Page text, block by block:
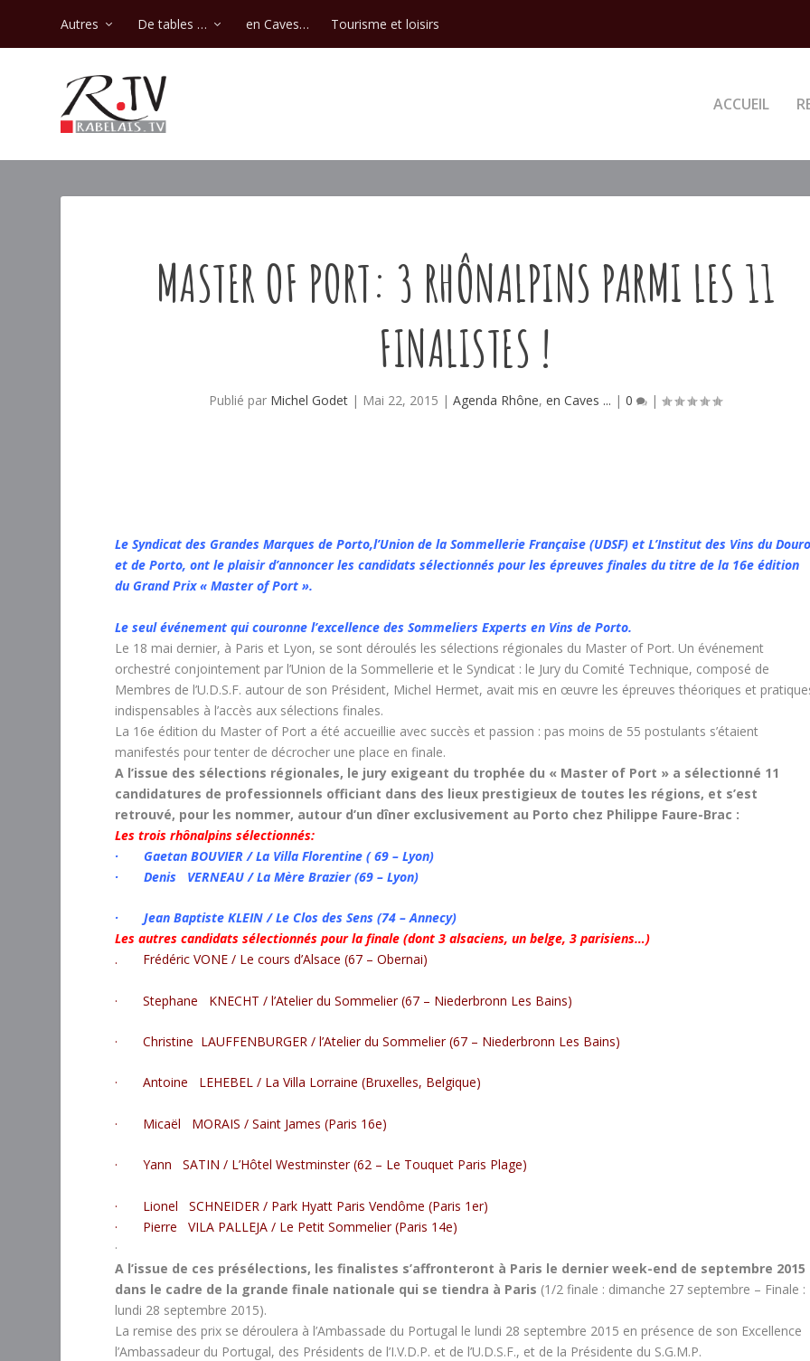
Autres De tables … en Caves… Tourisme et loisirs
ACCUEIL
MASTER OF PORT: 3 RHÔNALPINS PARMI LES 11
FINALISTES !
Publié par Michel Godet | Mai 22, 2015 |Agenda Rhône,en Caves ... |0 |
Le Syndicat des Grandes Marques de Porto,l’Union de la Sommellerie Française (UDSF) et L’Institut des Vins du
et de Porto, ont le plaisir d’annoncer les candidats sélectionnés pour les épreuves finales du titre de la 16e édition
du Grand Prix « Master of Port ».
Le seul événement qui couronne l’excellence des Sommeliers Experts en Vins de Porto.
Le 18 mai dernier, à Paris et Lyon, se sont déroulés les sélections régionales du Master of Port. Un événement
orchestré conjointement par l’Union de la Sommellerie et le Syndicat : le Jury du Comité Technique, composé de
Membres de l’U.D.S.F. autour de son Président, Michel Hermet, avait mis en œuvre les épreuves théoriques et
indispensables à l’accès aux sélections finales.
La 16e édition du Master of Port a été accueillie avec succès et passion : pas moins de 55 postulants s’étaient
manifestés pour tenter de décrocher une place en finale.
A l’issue des sélections régionales, le jury exigeant du trophée du « Master of Port » a sélectionné 11
candidatures de professionnels officiant dans des lieux prestigieux de toutes les régions, et s’est
retrouvé, pour les nommer, autour d’un dîner exclusivement au Porto chez Philippe Faure-Brac :
Les trois rhônalpins sélectionnés:
· Gaetan BOUVIER / La Villa Florentine ( 69 – Lyon)
· Denis VERNEAU / La Mère Brazier (69 – Lyon)
· Jean Baptiste KLEIN / Le Clos des Sens (74 – Annecy)
Les autres candidats sélectionnés pour la finale (dont 3 alsaciens, un belge, 3 parisiens…)
. Frédéric VONE / Le cours d’Alsace (67 – Obernai)
· Stephane KNECHT / l’Atelier du Sommelier (67 – Niederbronn Les Bains)
· Christine LAUFFENBURGER / l’Atelier du Sommelier (67 – Niederbronn Les Bains)
· Antoine LEHEBEL / La Villa Lorraine (Bruxelles, Belgique)
· Micaël MORAIS / Saint James (Paris 16e)
· Yann SATIN / L’Hôtel Westminster (62 – Le Touquet Paris Plage)
· Lionel SCHNEIDER / Park Hyatt Paris Vendôme (Paris 1er)
· Pierre VILA PALLEJA / Le Petit Sommelier (Paris 14e)
·
A l’issue de ces présélections, les finalistes s’affronteront à Paris le dernier week-end de septembre 2015
dans le cadre de la grande finale nationale qui se tiendra à Paris (1/2 finale : dimanche 27 septembre – Finale :
lundi 28 septembre 2015).
La remise des prix se déroulera à l’Ambassade du Portugal le lundi 28 septembre 2015 en présence de son Excellence
l’Ambassadeur du Portugal, des Présidents de l’I.V.D.P. et de l’U.D.S.F., et de la Présidente du S.G.M.P.